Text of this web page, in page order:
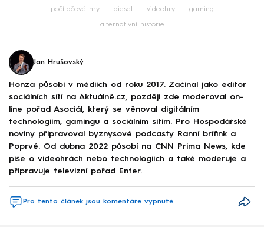
počítačové hry diesel videohry gaming
alternativní historie
Jan Hrušovský
Honza působí v médiích od roku 2017. Začínal jako editor
sociálních sítí na Aktuálně.cz, později zde moderoval on-
line pořad Asociál, který se věnoval digitálním
technologiím, gamingu a sociálním sítím. Pro Hospodářské
noviny připravoval byznysové podcasty Ranní brífink a
Poprvé. Od dubna 2022 působí na CNN Prima News, kde
píše o videohrách nebo technologiích a také moderuje a
připravuje televizní pořad Enter.
Pro tento článek jsou komentáře vypnuté